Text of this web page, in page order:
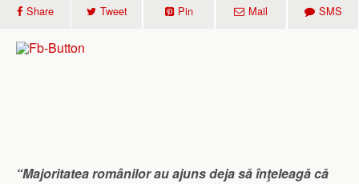
Share Tweet Pin Mail SMS
“Majoritatea românilor au ajuns deja să înţeleagă că